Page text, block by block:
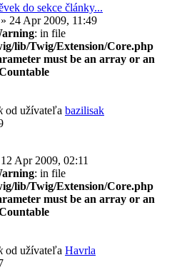
do sekce články...
» 24 Apr 2009, 11:49
: in file
lib/Twig/Extension/Core.php
must be an array or an
od užívateľa bazilisak
Apr 2009, 02:11
: in file
lib/Twig/Extension/Core.php
must be an array or an
od užívateľa Havrla